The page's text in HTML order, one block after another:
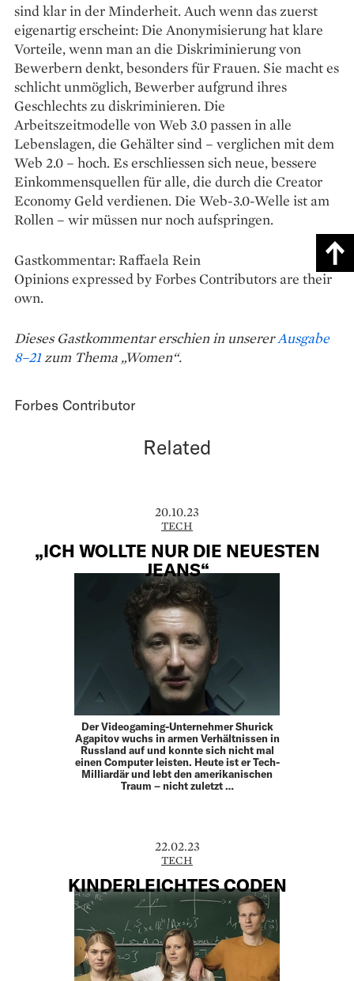
sind klar in der Minderheit. Auch wenn das zuerst
eigenartig erscheint: Die Anonymisierung hat klare
Vorteile, wenn man an die Diskrimi­nierung von
Bewerbern denkt, besonders für Frauen. Sie macht es
schlicht un­möglich, Bewerber aufgrund ihres
Geschlechts zu diskriminieren. Die
Arbeitszeitmodelle von Web 3.0 passen in alle
Lebens­lagen, die Gehälter sind – verglichen mit dem
Web 2.0 – hoch. Es erschliessen sich neue, bessere
Einkommens­quellen für alle, die durch die Creator
Economy Geld verdienen. Die Web-3.0-Welle ist am
Rollen – wir müssen nur noch aufspringen.
Gastkommentar: Raffaela Rein
Opinions expressed by Forbes Contributors are their
own.
Dieses Gastkommentar erschien in unsererAusgabe
8–21zum Thema „Women“.
Forbes Contributor
Related
20.10.23
TECH
„ICH WOLLTE NUR DIE NEUESTEN
JEANS“
Der Videogaming-Unternehmer Shurick
Agapitov wuchs in armen Verhältnissen in
Russland auf und konnte sich nicht mal
einen Computer leisten. Heute ist er Tech-
Milliardär und lebt den amerikanischen
Traum – nicht zuletzt …
22.02.23
TECH
KINDERLEICHTES CODEN